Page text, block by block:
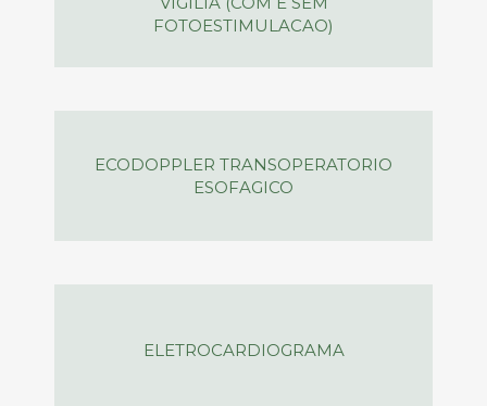
FOTOESTIMULACAO)
ECODOPPLER TRANSOPERATORIO
ESOFAGICO
ELETROCARDIOGRAMA